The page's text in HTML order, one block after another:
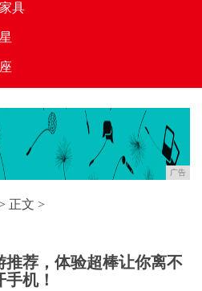
家具
广告
正文 >
推荐，体验超棒让你离不
手机！